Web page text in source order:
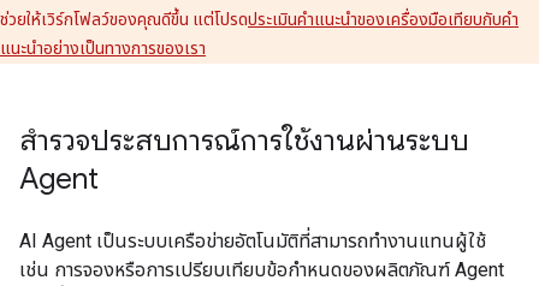
ช่วยให้เวิร์กโฟลว์ของคุณดีขึ้น แต่โปรดประเมินคำแนะนำของเครื่องมือเทียบกับคำ
แนะนำอย่างเป็นทางการของเรา
สำรวจประสบการณ์การใช้งานผ่านระบบ
Agent
AI Agent เป็นระบบเครือข่ายอัตโนมัติที่สามารถทำงานแทนผู้ใช้
เช่น การจองหรือการเปรียบเทียบข้อกำหนดของผลิตภัณฑ์ Agent